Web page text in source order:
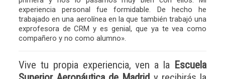
experiencia personal fue formidable. De hecho he
trabajado en una aerolínea en la que también trabajó una
exprofesora de CRM y es genial, que ya te vea como
compañero y no como alumno».
Vive tu propia experiencia, ven a la Escuela